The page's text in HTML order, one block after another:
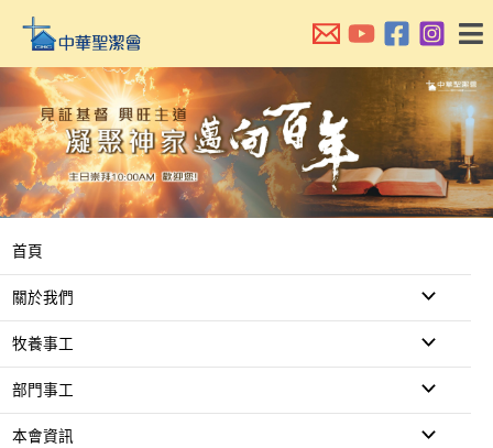
主
內
容
首頁
關於我們
牧養事工
部門事工
本會資訊